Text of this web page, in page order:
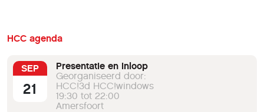
HCC agenda
SEP
21
Presentatie en inloop
Georganiseerd door:
HCC!3d HCC!windows
19:30 tot 22:00
Amersfoort